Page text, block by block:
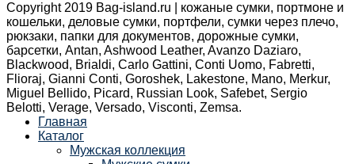
Copyright 2019 Bag-island.ru | кожаные сумки, портмоне и
кошельки, деловые сумки, портфели, сумки через плечо,
рюкзаки, папки для документов, дорожные сумки,
барсетки, Antan, Ashwood Leather, Avanzo Daziaro,
Blackwood, Brialdi, Carlo Gattini, Conti Uomo, Fabretti,
Flioraj, Gianni Conti, Goroshek, Lakestone, Mano, Merkur,
Miguel Bellido, Picard, Russian Look, Safebet, Sergio
Belotti, Verage, Versado, Visconti, Zemsa.
Главная
Каталог
Мужская коллекция